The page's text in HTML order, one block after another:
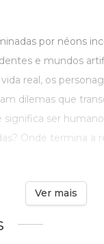
por néons
e mundos
real, os
dilemas que
significa ser
Onde termina a
Ver mais